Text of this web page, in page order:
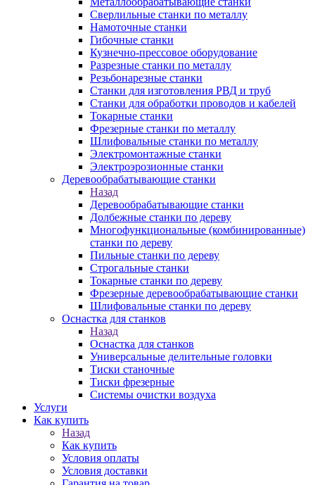
Сверлильные станки по металлу
Намоточные станки
Гибочные станки
Кузнечно-прессовое оборудование
Разрезные станки по металлу
Резьбонарезные станки
Станки для изготовления РВД и труб
Станки для обработки проводов и кабелей
Токарные станки
Фрезерные станки по металлу
Шлифовальные станки по металлу
Электромонтажные станки
Электроэрозионные станки
Деревообрабатывающие станки
Назад
Деревообрабатывающие станки
Долбежные станки по дереву
Многофункциональные (комбинированные)
станки по дереву
Пильные станки по дереву
Строгальные станки
Токарные станки по дереву
Фрезерные деревообрабатывающие станки
Шлифовальные станки по дереву
Оснастка для станков
Назад
Оснастка для станков
Универсальные делительные головки
Тиски станочные
Тиски фрезерные
Системы очистки воздуха
Услуги
Как купить
Назад
Как купить
Условия оплаты
Условия доставки